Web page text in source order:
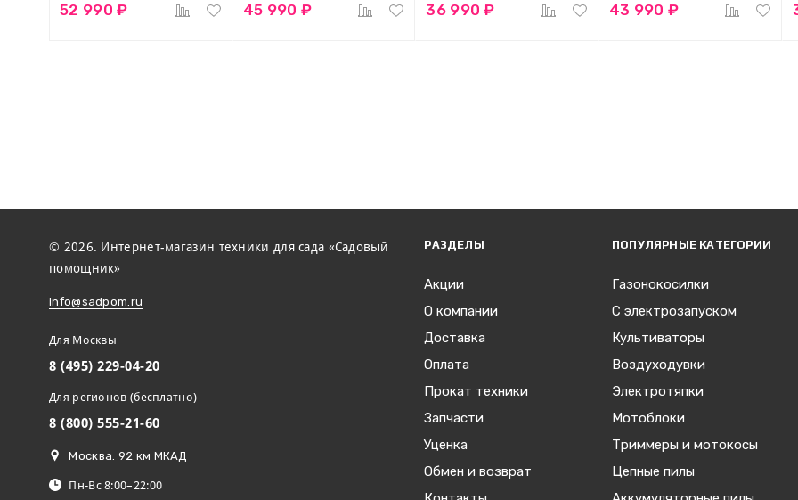
52 990 ₽ 45 990 ₽ 36 990 ₽ 43 990 ₽
© 2026. Интернет-магазин техники для сада «Садовый
помощник»
info@sadpom.ru
Для Москвы
8 (495) 229-04-20
Для регионов (бесплатно)
8 (800) 555-21-60
Москва. 92 км МКАД
Пн-Вс 8:00–22:00
РАЗДЕЛЫ
Акции
О компании
Доставка
Оплата
Прокат техники
Запчасти
Уценка
Обмен и возврат
ПОПУЛЯРНЫЕ КАТЕГОРИИ
Газонокосилки
С электрозапуском
Культиваторы
Воздуходувки
Электротяпки
Мотоблоки
Триммеры и мотокосы
Цепные пилы